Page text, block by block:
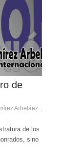
de
Arbeláez
de los
sino